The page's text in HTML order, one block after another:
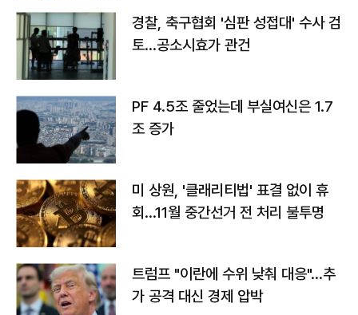
경찰, 축구협회 '심판 성접대' 수사 검
토…공소시효가 관건
PF 4.5조 줄었는데 부실여신은 1.7
조 증가
미 상원, '클래리티법' 표결 없이 휴
회…11월 중간선거 전 처리 불투명
트럼프 "이란에 수위 낮춰 대응"…추
가 공격 대신 경제 압박